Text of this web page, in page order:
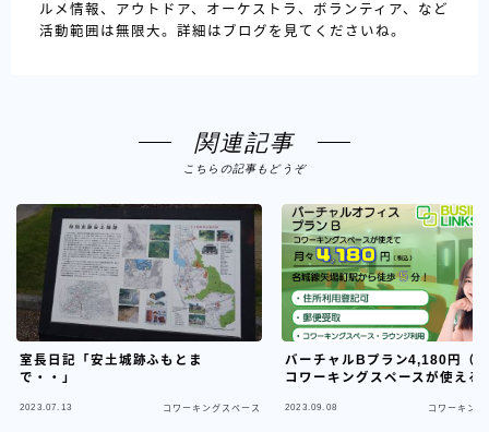
ルメ情報、アウトドア、オーケストラ、ボランティア、など
活動範囲は無限大。詳細はブログを見てくださいね。
関連記事
こちらの記事もどうぞ
室長日記「安土城跡ふもとま
で・・」
2023.07.13 コワーキングスペース
バーチャルBプラン4,180円（
コワーキングスペースが使える
2023.09.08 コワーキング